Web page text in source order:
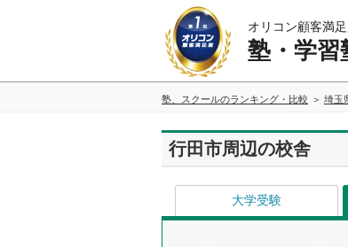
オリコン顧客満
塾・学習
塾、スクールのランキング・比較 埼玉
行田市周辺の校舎
大学受験